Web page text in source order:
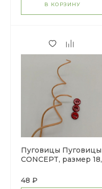
В КОРЗИНУ
Пуговицы Пуговицы
CONCEPT, размер 18,
бордовый
48 ₽